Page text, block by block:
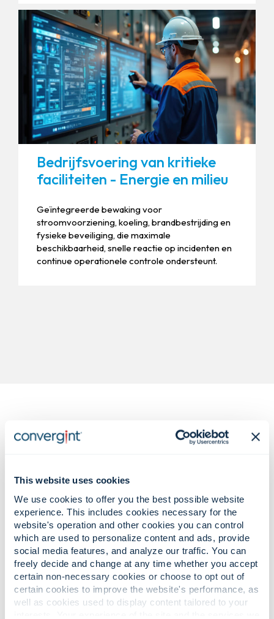
This website uses cookies
We use cookies to offer you the best possible website
experience. This includes cookies necessary for the
website's operation and other cookies you can control
which are used to personalize content and ads, provide
social media features, and analyze our traffic. You can
freely decide and change at any time whether you accept
certain non-necessary cookies or choose to opt out of
certain cookies to improve the website's performance, as
well as cookies used to display content tailored to your
Bedrijfsvoering van kritieke
faciliteiten - Energie en milieu
Geïntegreerde bewaking voor
stroomvoorziening, koeling, brandbestrijding en
fysieke beveiliging, die maximale
beschikbaarheid, snelle reactie op incidenten en
continue operationele controle ondersteunt.
Complexe beveiligingsuitdagingen.
Zelfverzekerde, meetbare
oplossingen.
Toenemende, gecombineerde
bedreigingen voor bedrijfskritieke
digitale infrastructuur.